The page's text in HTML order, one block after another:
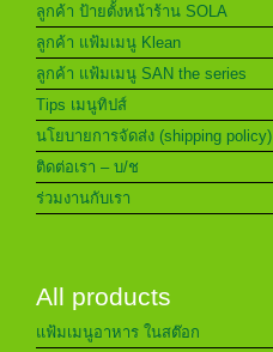
ลูกค้า ป้ายตั้งหน้าร้าน SOLA
ลูกค้า แฟ้มเมนู Klean
ลูกค้า แฟ้มเมนู SAN the series
Tips เมนูทิปส์
นโยบายการจัดส่ง (shipping policy)
ติดต่อเรา – บ/ช
ร่วมงานกับเรา
All products
แฟ้มเมนูอาหาร ในสต๊อก